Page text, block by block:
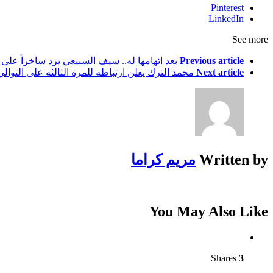
Pinterest
LinkedIn
See more
Previous article بعد اتهامها له.. سيف السبيعي يرد ساخراً على
Next article محمد الترك يعلن ارتباطه للمرة الثالثة على
Written by مريم كراما
You May Also Like
3